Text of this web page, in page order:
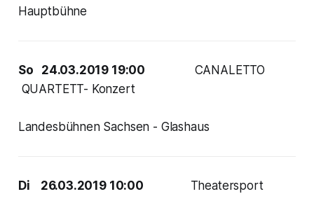
Hauptbühne
So 24.03.2019 19:00
CANALETTO
QUARTETT- Konzert
Landesbühnen Sachsen - Glashaus
Di 26.03.2019 10:00 Theatersport